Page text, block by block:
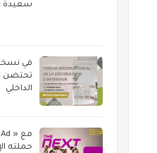
في
تحتضن
الداخلي
حملته